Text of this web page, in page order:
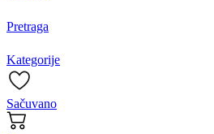
Pretraga
Kategorije
Sačuvano